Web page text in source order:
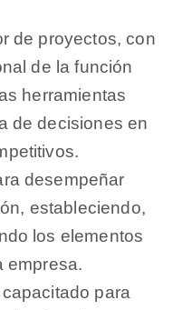
de proyectos, con
de la función
herramientas
de decisiones en
desempeñar
estableciendo,
los elementos
empresa.
para